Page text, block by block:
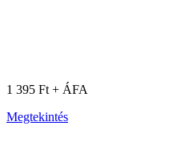
1 395 Ft + ÁFA
Megtekintés